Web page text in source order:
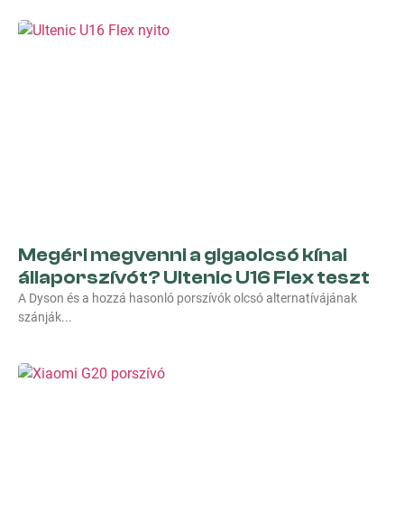
Megéri megvenni a gigaolcsó kínai
állaporszívót? Ultenic U16 Flex teszt
A Dyson és a hozzá hasonló porszívók olcsó alternatívájának
szánják